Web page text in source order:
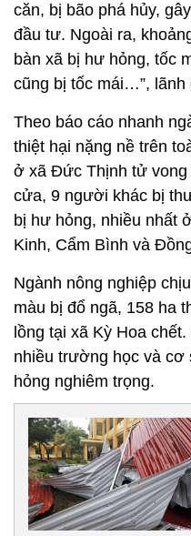
căn, bị bão phá hủy,
đầu tư. Ngoài ra,
bàn xã bị hư hỏng, tốc
cũng bị tốc mái…”,
Theo báo cáo nhanh
thiệt hại nặng nề trên
ở xã Đức Thịnh tử vong
cửa, 9 người khác bị
bị hư hỏng, nhiều nhất
Kinh, Cẩm Bình và
Ngành nông nghiệp
màu bị đổ ngã, 158 ha
lồng tại xã Kỳ Hoa
nhiều trường học và cơ
hỏng nghiêm trọng.